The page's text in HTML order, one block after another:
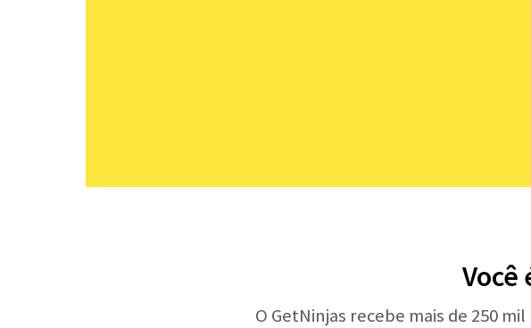
Você
O GetNinjas recebe mais de 250